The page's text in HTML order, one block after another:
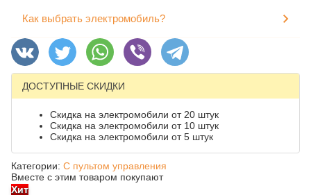
Как выбрать электромобиль?
ДОСТУПНЫЕ СКИДКИ
Скидка на электромобили от 20 штук
Скидка на электромобили от 10 штук
Скидка на электромобили от 5 штук
Категории: С пультом управления
Вместе с этим товаром покупают
Хит